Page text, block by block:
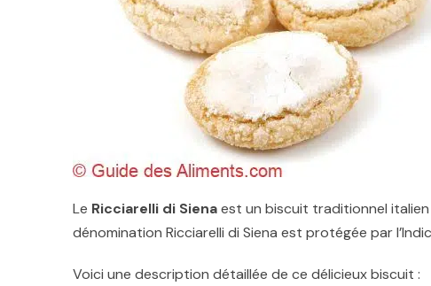
Le Ricciarelli di Sienaest un biscuit traditionnel italien
dénomination Ricciarelli di Siena est protégée par l’
Voici une description détaillée de ce délicieux biscuit :